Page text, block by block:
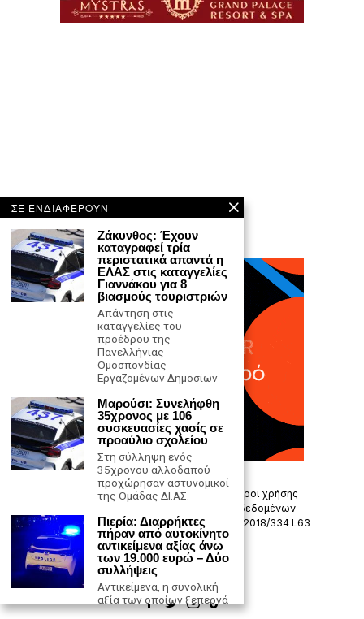
Επικοινωνία Πολιτική Απορρήτου
Όροι χρήσης
Πολιτική προστασίας προσωπικών δεδομένων
Δήλωση συμμόρφωσης -σύσταση (ΕΕ) 2018/334 L63
Μ.Η.Τ. 242033
ΣΕ ΕΝΔΙΑΦΕΡΟΥΝ
Ζάκυνθος: Έχουν
καταγραφεί τρία
περιστατικά απαντά η
ΕΛΑΣ στις καταγγελίες
Γιαννάκου για 8
βιασμούς τουριστριών
Απάντηση στις
καταγγελίες του
προέδρου της
Πανελλήνιας
Ομοσπονδίας
Εργαζομένων Δημοσίων
Μαρούσι: Συνελήφθη
35χρονος με 106
συσκευασίες χασίς σε
προαύλιο σχολείου
Στη σύλληψη ενός
35χρονου αλλοδαπού
προχώρησαν αστυνομικοί
της Ομάδας ΔΙ.ΑΣ.
Πιερία: Διαρρήκτες
πήραν από αυτοκίνητο
αντικείμενα αξίας άνω
των 19.000 ευρώ – Δύο
συλλήψεις
Αντικείμενα, η συνολική
αξία των οποίων ξεπερνά
τις 19.000 ευρώ,